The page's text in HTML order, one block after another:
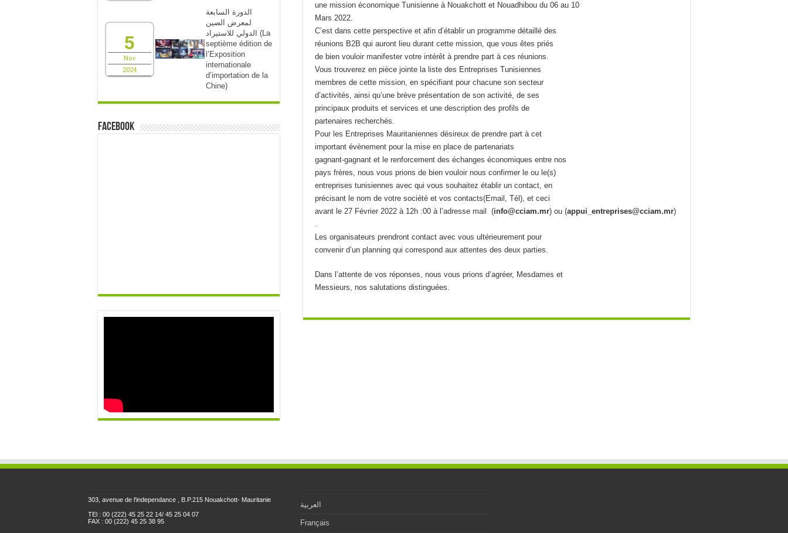
une mission économique Tunisienne à Nouakchott et Nouadhibou du 06 au 10
Mars 2022.
C’est dans cette perspective et afin d’établir un programme détaillé des
réunions B2B qui auront lieu durant cette mission, que vous êtes priés
de bien vouloir manifester votre intérêt à prendre part à ces réunions.
Vous trouverez en pièce jointe la liste des Entreprises Tunisiennes
membres de cette mission, en spécifiant pour chacune son secteur
d’activités, ainsi qu’une brève présentation de son activité, de ses
principaux produits et services et une description des profils de
partenaires recherchés.
Pour les Entreprises Mauritaniennes désireux de prendre part à cet
important évènement pour la mise en place de partenariats
gagnant-gagnant et le renforcement des échanges économiques entre nos
pays frères, nous vous prions de bien vouloir nous confirmer le ou le(s)
entreprises tunisiennes avec qui vous souhaitez établir un contact, en
précisant le nom de votre société et vos contacts(Email, Tél), et ceci
avant le 27 Février 2022 à 12h :00 à l’adresse mail (info@cciam.mr) ou (appui_entreprises@cciam.mr)
.
Les organisateurs prendront contact avec vous ultérieurement pour
convenir d’un planning qui correspond aux attentes des deux parties.
Dans l’attente de vos réponses, nous vous prions d’agréer, Mesdames et
Messieurs, nos salutations distinguées.
5
Nov
2024
الدورة السابعة
لمعرض الصين
الدولي للاستيراد (La
septième édition de
l’Exposition
internationale
d’importation de la
Chine)
Facebook
303, avenue de l'independance , B.P.215 Nouakchott- Mauritanie
TEl : 00 (222) 45 25 22 14/ 45 25 04 07
FAX : 00 (222) 45 25 38 95
العربية
Français